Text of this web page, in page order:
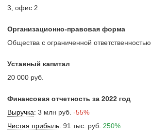
3, офис 2
Организационно-правовая форма
Общества с ограниченной ответственностью
Уставный капитал
20 000 руб.
Финансовая отчетность за 2022 год
Выручка: 3 млн руб. -55%
Чистая прибыль: 91 тыс. руб. 250%